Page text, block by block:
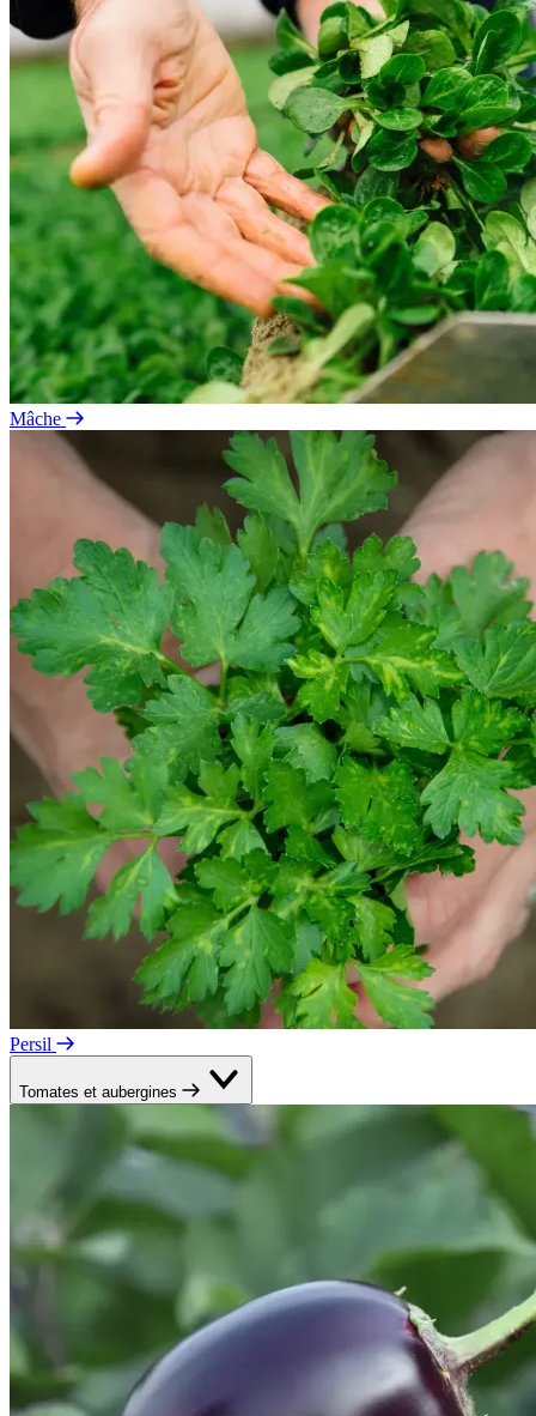
Mâche
Persil
Tomates et aubergines